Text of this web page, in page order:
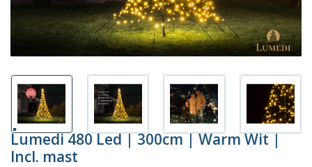
Lumedi 480 Led | 300cm | Warm Wit |
Incl. mast